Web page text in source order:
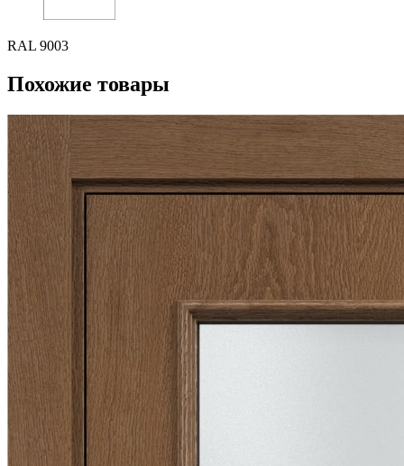
RAL 9003
Похожие товары